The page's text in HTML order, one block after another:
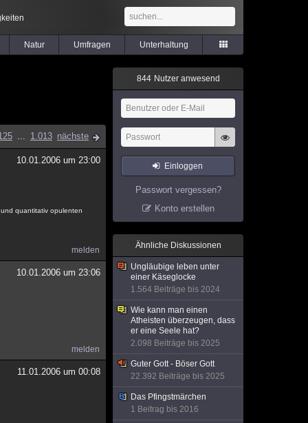
Natur Umfragen Unterhaltung
... 1.013 nächste
10.01.2006 um 23:00
quantitativ opulenten
melden
10.01.2006 um 23:06
melden
11.01.2006 um 00:08
844 Nutzer anwesend
Einloggen
Passwort vergessen?
Konto erstellen
Ähnliche Diskussionen
Ungläubige leben unter
einer Käseglocke
1.564 Beiträge bis 2024
Wie kann man einen
Atheisten überzeugen, dass
er eine Seele hat?
2.098 Beiträge bis 2025
Guter Gott - Böser Gott
22.392 Beiträge bis 2025
Das Pfingstmärchen
1 Beitrag bis 2016